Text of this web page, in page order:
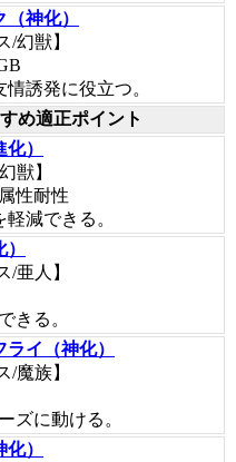
神化）
/幻獣】
誘発に役立つ。
め適正ポイント
）
獣】
性耐性
減できる。
/亜人】
きる。
イ（神化）
/魔族】
ズに動ける。
）